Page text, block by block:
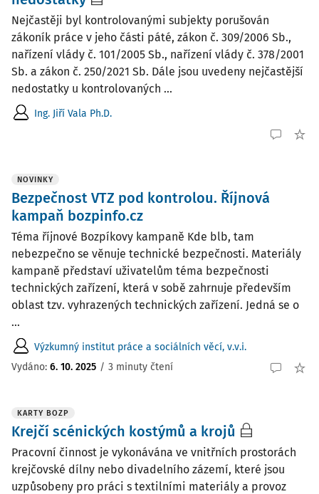
Nejčastěji byl kontrolovanými subjekty porušován
zákoník práce v jeho části páté, zákon č. 309/2006 Sb.,
nařízení vlády č. 101/2005 Sb., nařízení vlády č. 378/2001
Sb. a zákon č. 250/2021 Sb. Dále jsou uvedeny nejčastější
nedostatky u kontrolovaných ...
Ing. Jiří Vala Ph.D.
NOVINKY
Bezpečnost VTZ pod kontrolou. Říjnová
kampaň bozpinfo.cz
Téma říjnové Bozpíkovy kampaně Kde blb, tam
nebezpečno se věnuje technické bezpečnosti. Materiály
kampaně představí uživatelům téma bezpečnosti
technických zařízení, která v sobě zahrnuje především
oblast tzv. vyhrazených technických zařízení. Jedná se o
...
Výzkumný institut práce a sociálních věcí, v.v.i.
Vydáno: 6. 10. 2025 / 3 minuty čtení
KARTY BOZP
Krejčí scénických kostýmů a krojů
Pracovní činnost je vykonávána ve vnitřních prostorách
krejčovské dílny nebo divadelního zázemí, které jsou
uzpůsobeny pro práci s textilními materiály a provoz